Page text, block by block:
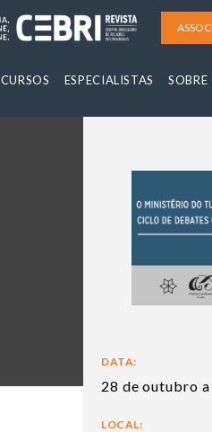
CURSOS ESPECIALISTAS SOBRE
DATA:
28 de outubro
LOCAL: